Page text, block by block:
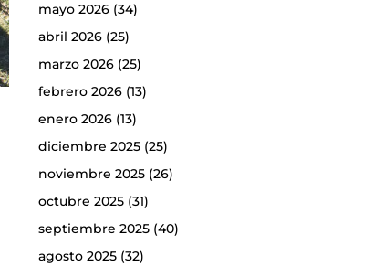
mayo 2026(34)
abril 2026(25)
marzo 2026(25)
febrero 2026(13)
enero 2026(13)
diciembre 2025(25)
noviembre 2025(26)
octubre 2025(31)
septiembre 2025(40)
agosto 2025(32)